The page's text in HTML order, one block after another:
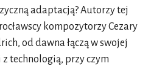
adaptacją? Autorzy tej
kompozytorzy Cezary
od dawna łączą w swojej
technologią, przy czym